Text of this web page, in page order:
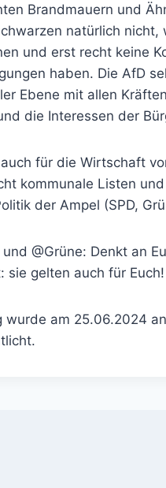
Brandmauern und
natürlich
und erst recht keine
haben. Die AfD
Ebene mit allen
die Interessen der
auch für die Wirtschaft
kommunale Listen
der Ampel (SPD,
und @Grüne: Denkt an
sie gelten auch für Euch!
wurde am 25.06.2024